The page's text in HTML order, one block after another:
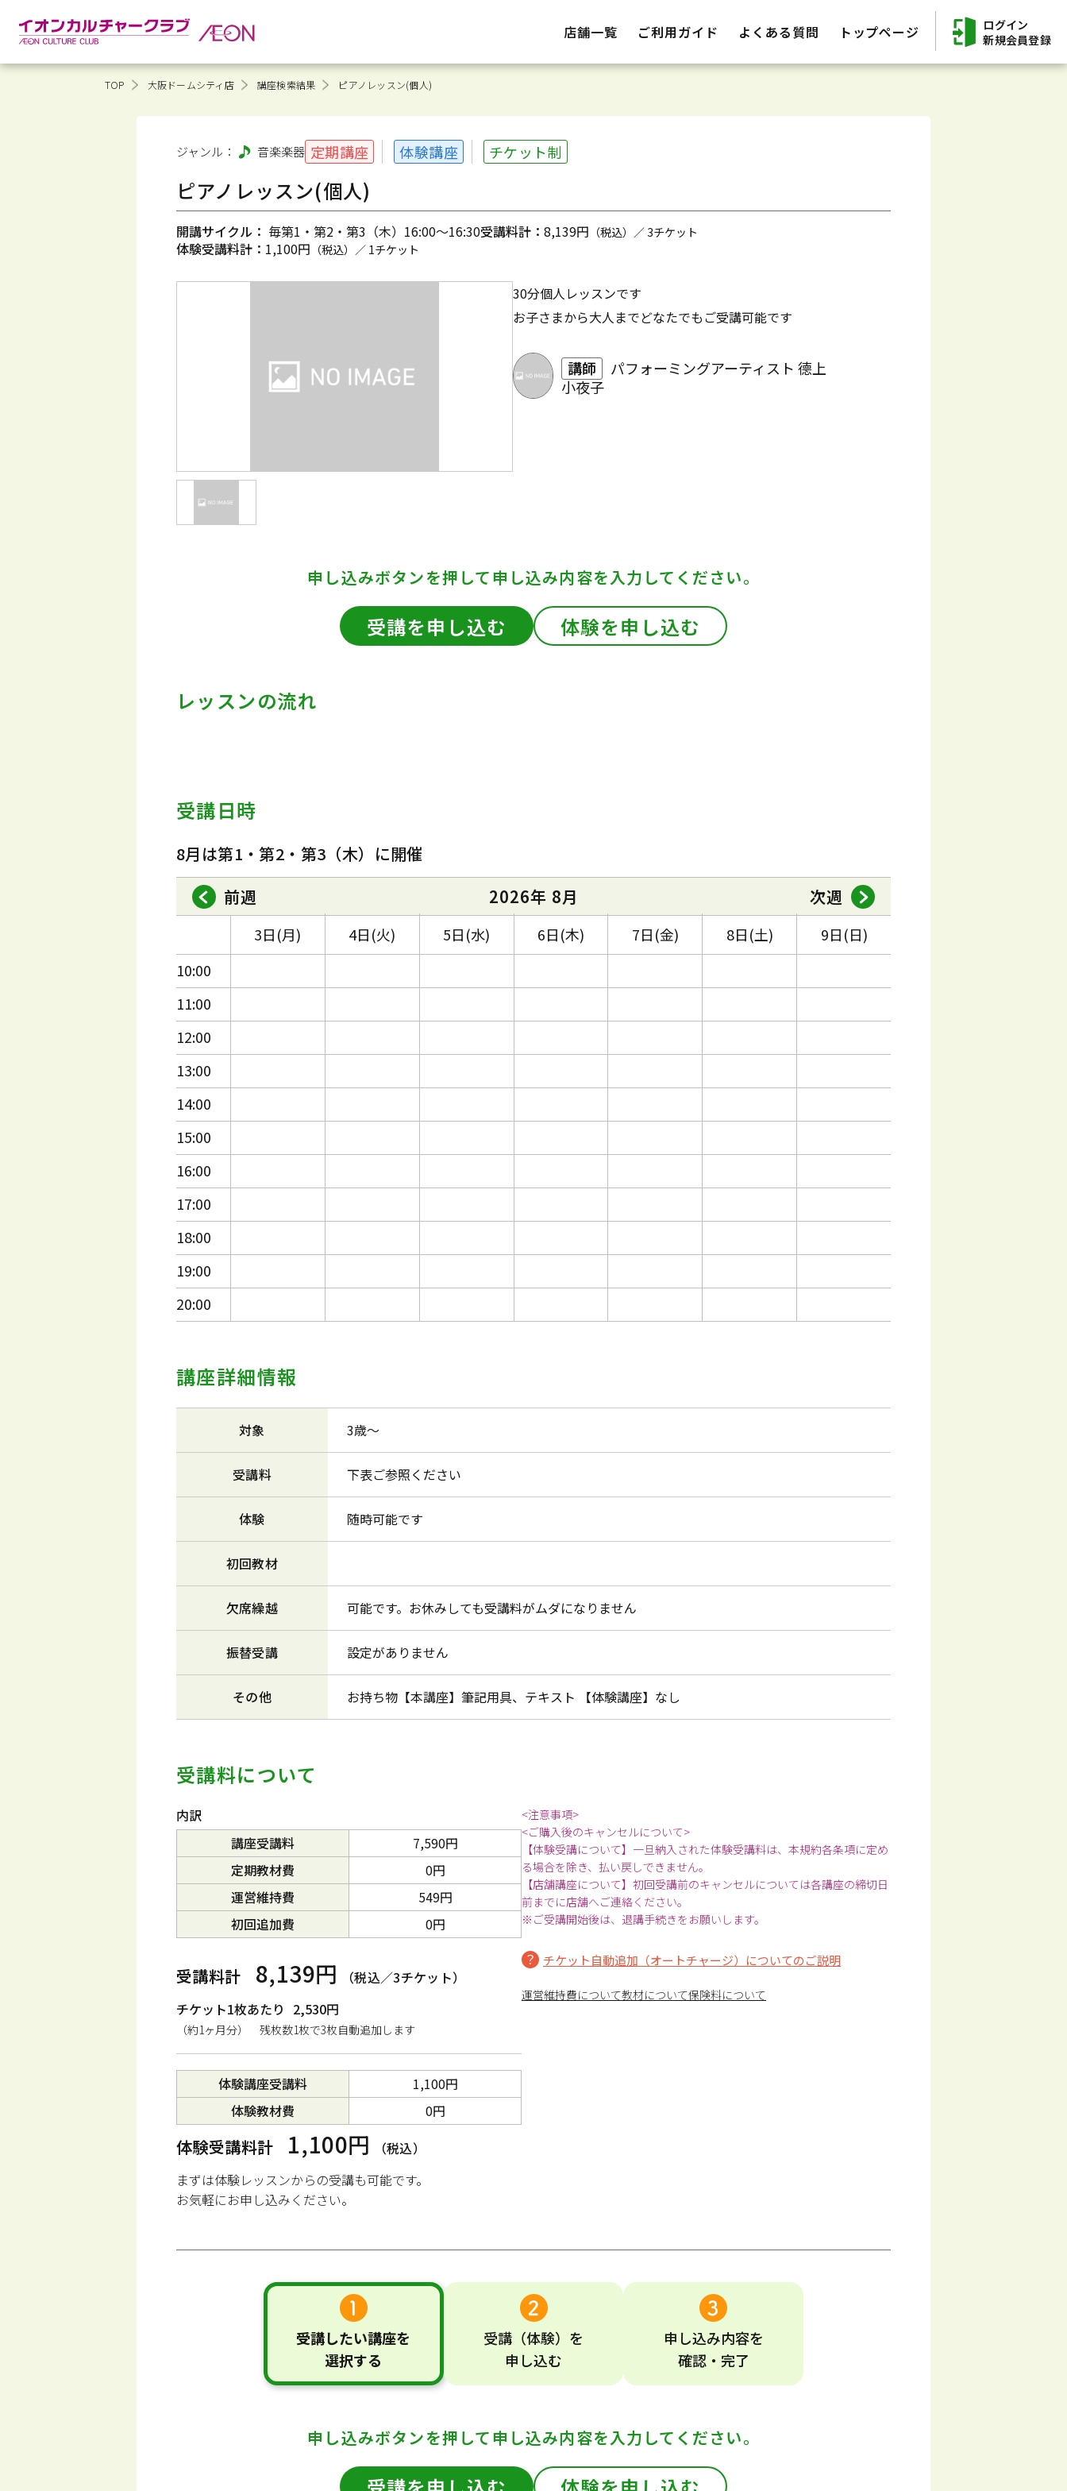
店舗一覧 ご利用ガイド よくある質問 トップページ
ログイン
新規会員登録
TOP 大阪ドームシティ店 講座検索結果 ピアノレッスン(個人)
ジャンル： 音楽楽器 定期講座 体験講座 チケット制
ピアノレッスン(個人)
開講サイクル： 毎第1・第2・第3（木）16:00～16:30受講料計： 8,139円 （税込）／ 3チケット
体験受講料計： 1,100円 （税込）／ 1チケット
30分個人レッスンです
お子さまから大人までどなたでもご受講可能です
講師
パフォーミングアーティスト 德上
小夜子
申し込みボタンを押して申し込み内容を入力してください。
受講を申し込む 体験を申し込む
レッスンの流れ
受講日時
8月は第1・第2・第3（木）に開催
前週
2026年 8月 次週
10:00
11:00
12:00
13:00
14:00
15:00
16:00
17:00
18:00
19:00
20:00
3日(月) 4日(火) 5日(水) 6日(木) 7日(金) 8日(土) 9日(日)
講座詳細情報
対象 3歳～
受講料 下表ご参照ください
体験 随時可能です
初回教材
欠席繰越 可能です。お休みしても受講料がムダになりません
振替受講 設定がありません
その他 お持ち物【本講座】筆記用具、テキスト 【体験講座】なし
受講料について
内訳
講座受講料
7,590円
定期教材費
0円
運営維持費
549円
初回追加費
0円
受講料計 8,139円
（税込／3チケット）
チケット1枚あたり 2,530円
（約1ヶ月分） 残枚数1枚で3枚自動追加します
体験講座受講料
1,100円
体験教材費
0円
体験受講料計 1,100円
（税込）
まずは体験レッスンからの受講も可能です。
お気軽にお申し込みください。
<注意事項>
<ご購入後のキャンセルについて>
【体験受講について】一旦納入された体験受講料は、本規約各条項に定め
る場合を除き、払い戻しできません。
【店舗講座について】初回受講前のキャンセルについては各講座の締切日
前までに店舗へご連絡ください。
※ご受講開始後は、退講手続きをお願いします。
チケット自動追加（オートチャージ）についてのご説明
運営維持費について教材について保険料について
受講したい講座を
選択する
受講 （体験） を
申し込む
申し込み内容を
確認・完了
申し込みボタンを押して申し込み内容を入力してください。